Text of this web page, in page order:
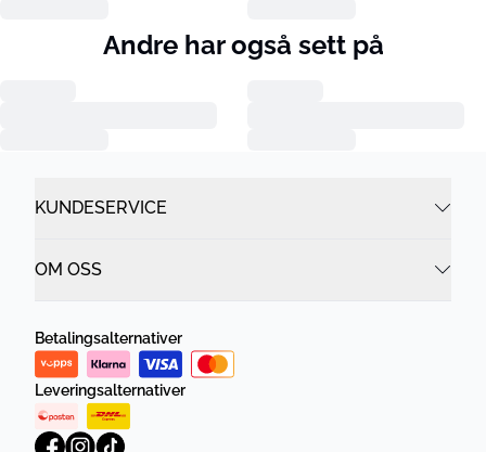
Andre har også sett på
KUNDESERVICE
OM OSS
Betalingsalternativer
Leveringsalternativer